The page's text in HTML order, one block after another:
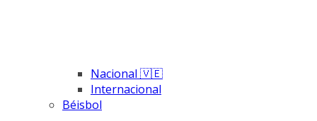
Nacional 🇻🇪
Internacional
Béisbol